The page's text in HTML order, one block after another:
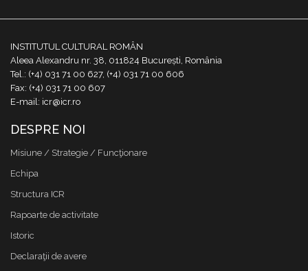
INSTITUTUL CULTURAL ROMÂN
Aleea Alexandru nr. 38, 011824 București, România
Tel.: (+4) 031 71 00 627, (+4) 031 71 00 606
Fax: (+4) 031 71 00 607
E-mail: icr@icr.ro
DESPRE NOI
Misiune / Strategie / Funcţionare
Echipa
Structura ICR
Rapoarte de activitate
Istoric
Declaraţii de avere